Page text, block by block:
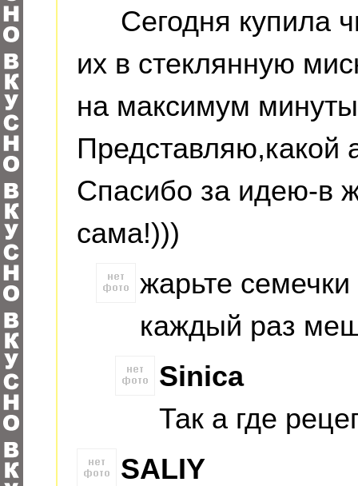
Сегодня купила
их в стеклянную
на максимум
Представляю,какой
Спасибо за идею-в
сама!)))
жарьте
каждый раз
Sinica
Так а где
SALIY